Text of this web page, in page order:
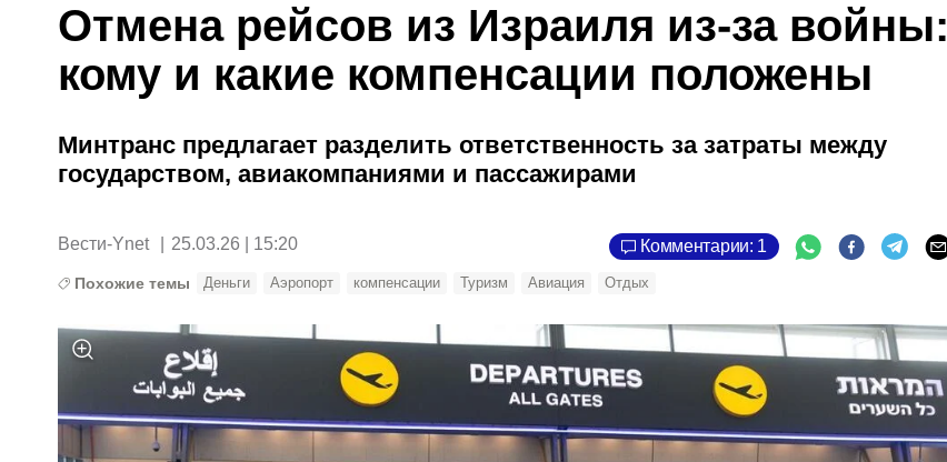
Отмена рейсов из Израиля из-за войны:
кому и какие компенсации положены
Минтранс предлагает разделить ответственность за затраты между
государством, авиакомпаниями и пассажирами
Вести-Ynet 25.03.26 | 15:20 Комментарии: 1
Похожие темы Деньги Аэропорт компенсации Туризм Авиация Отдых